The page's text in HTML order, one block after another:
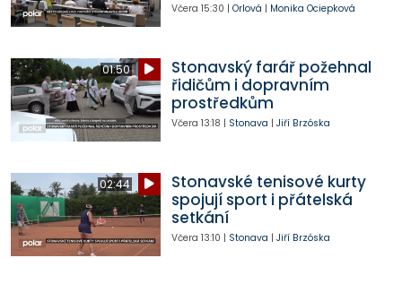
Včera 15:30 | Orlová | Monika Ociepková
01:50
Stonavský farář požehnal
řidičům i dopravním
prostředkům
Včera 13:18 | Stonava | Jiří Brzóska
02:44
Stonavské tenisové kurty
spojují sport i přátelská
setkání
Včera 13:10 | Stonava | Jiří Brzóska